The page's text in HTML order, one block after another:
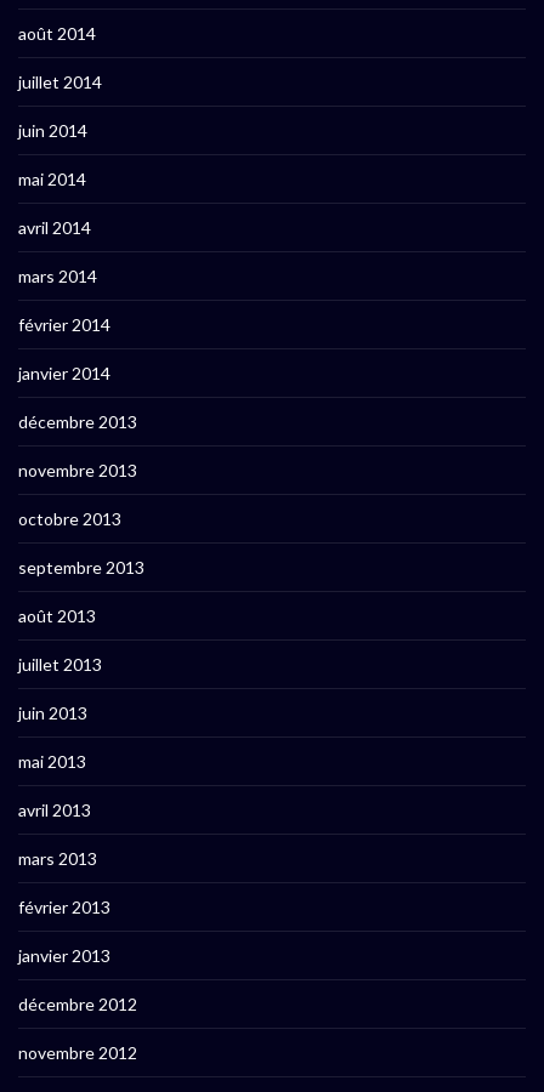
août 2014
juillet 2014
juin 2014
mai 2014
avril 2014
mars 2014
février 2014
janvier 2014
décembre 2013
novembre 2013
octobre 2013
septembre 2013
août 2013
juillet 2013
juin 2013
mai 2013
avril 2013
mars 2013
février 2013
janvier 2013
décembre 2012
novembre 2012